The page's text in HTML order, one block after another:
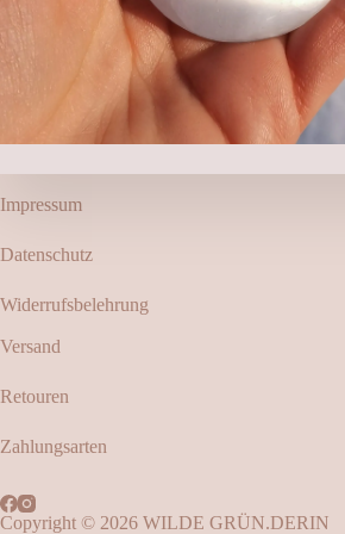
Impressum
Datenschutz
Widerrufsbelehrung
Versand
Retouren
Zahlungsarten
Copyright © 2026 WILDE GRÜN.DERIN